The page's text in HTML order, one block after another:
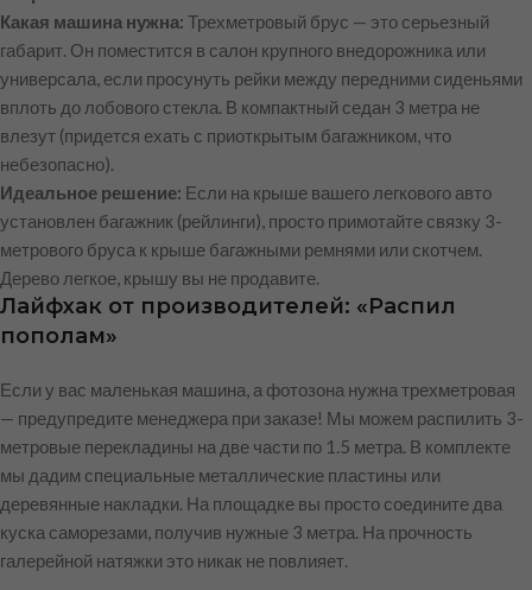
Какая машина нужна: Трехметровый брус — это серьезный
габарит. Он поместится в салон крупного внедорожника или
универсала, если просунуть рейки между передними сиденьями
вплоть до лобового стекла. В компактный седан 3 метра не
влезут (придется ехать с приоткрытым багажником, что
небезопасно).
Идеальное решение: Если на крыше вашего легкового авто
установлен багажник (рейлинги), просто примотайте связку 3-
метрового бруса к крыше багажными ремнями или скотчем.
Дерево легкое, крышу вы не продавите.
Лайфхак от производителей: «Распил
пополам»
Если у вас маленькая машина, а фотозона нужна трехметровая
— предупредите менеджера при заказе! Мы можем распилить 3-
метровые перекладины на две части по 1.5 метра. В комплекте
мы дадим специальные металлические пластины или
деревянные накладки. На площадке вы просто соедините два
куска саморезами, получив нужные 3 метра. На прочность
галерейной натяжки это никак не повлияет.